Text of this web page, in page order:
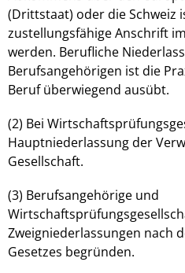
(Drittstaat) oder die Schweiz
zustellungsfähige Anschrift
werden. Berufliche
Berufsangehörigen ist die
Beruf überwiegend ausübt.
(2) Bei
Hauptniederlassung der
Gesellschaft.
(3) Berufsangehörige und
Zweigniederlassungen nach
Gesetzes begründen.